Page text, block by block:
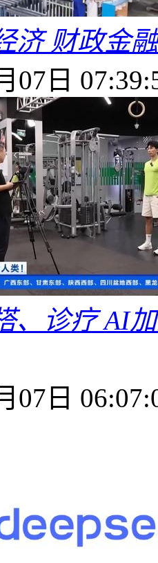
济 财政金
07日
、诊疗 AI
07日